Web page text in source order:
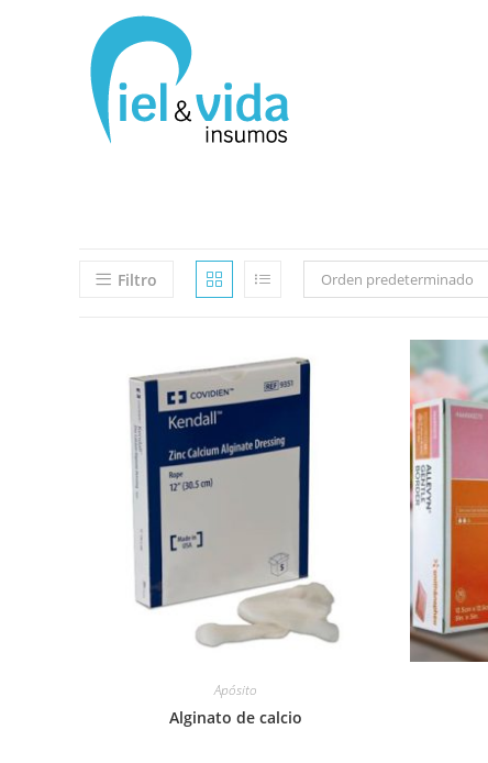
Filtro Orden predeterminado
Apósito
Alginato de calcio